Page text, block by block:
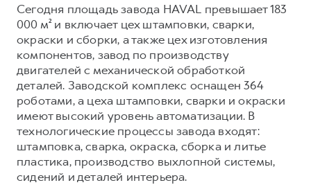
Сегодня площадь завода HAVAL превышает 183
000 м² и включает цех штамповки, сварки,
окраски и сборки, а также цех изготовления
компонентов, завод по производству
двигателей с механической обработкой
деталей. Заводской комплекс оснащен 364
роботами, а цеха штамповки, сварки и окраски
имеют высокий уровень автоматизации. В
технологические процессы завода входят:
штамповка, сварка, окраска, сборка и литье
пластика, производство выхлопной системы,
сидений и деталей интерьера.